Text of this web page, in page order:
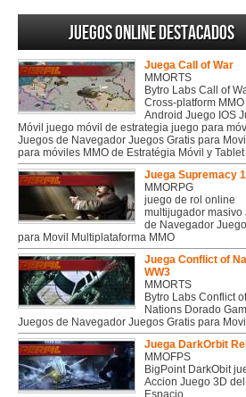
Juegos online destacados
Juega Call of War
MMORTS
Bytro Labs Call of
Cross-platform
Android Juego IOS
Móvil juego móvil de estrategia juego para
Juegos de Navegador Juegos Gratis para
para móviles MMO de Estratégia Móvil y Tablet
Juega Supremacy
MMORPG
juego de rol online
multijugador masivo
de Navegador
para Movil Multiplataforma MMO
Juega Conflict of
WW3
MMORTS
Bytro Labs Conflict of
Nations Dorado
Juegos de Navegador Juegos Gratis para Movil
Juega DarkOrbit
MMOFPS
BigPoint DarkObit
Accion Juego 3D del
Espacio